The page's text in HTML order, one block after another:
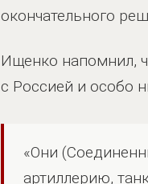
окончательного
Ищенко напомнил,
с Россией и особо
«Они
артиллерию,